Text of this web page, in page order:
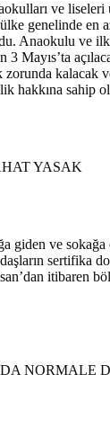
ve liseleri
genelinde en
Anaokulu ve
Mayıs’ta
kalacak
hakkına sahip
YASAK
giden ve sokağa
sertifika
itibaren
NORMALE